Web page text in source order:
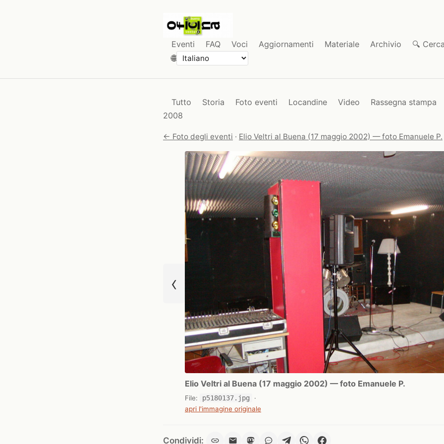
Eventi FAQ Voci Aggiornamenti Materiale Archivio
🔍
🌐
Tutto Storia Foto eventi Locandine Video
Rassegna stampa
2008
← Foto degli eventi · Elio Veltri al Buena (17 maggio 2002) — foto Emanuele P.
‹
Elio Veltri al Buena (17 maggio 2002) — foto Emanuele P.
File: p5180137.jpg
·
apri l'immagine originale
Condividi: